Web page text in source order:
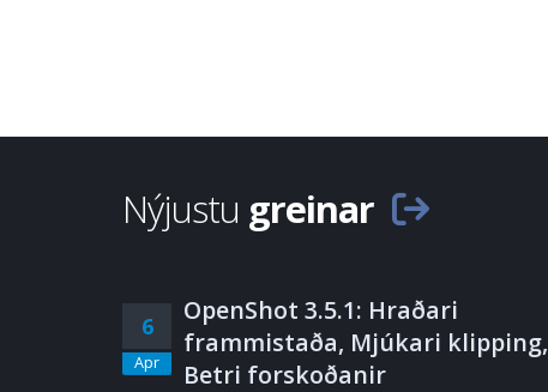
Nýjustu greinar
6
Apr
OpenShot 3.5.1: Hraðari
frammistaða, Mjúkari klipping,
Betri forskoðanir